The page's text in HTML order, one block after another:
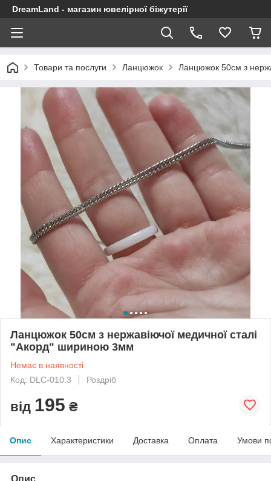
DreamLand - магазин ювелірної біжутерії
Товари та послуги Ланцюжок Ланцюжок 50см з
Ланцюжок 50см з нержавіючої медичної сталі
"Акорд" шириною 3мм
Немає в наявності
Код: DLC-010.3
Роздріб
від 195 ₴
Опис Характеристики Доставка Оплата Умови
Опис